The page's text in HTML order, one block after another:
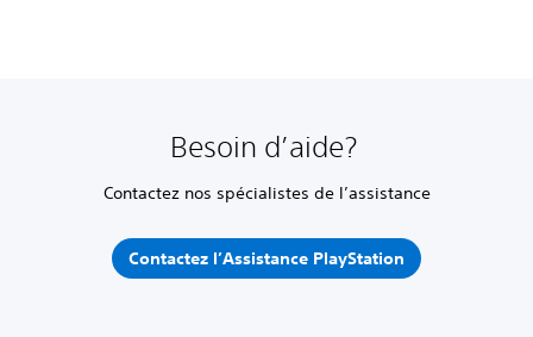
Besoin d’aide?
Contactez nos spécialistes de l’assistance
Contactez l’Assistance PlayStation